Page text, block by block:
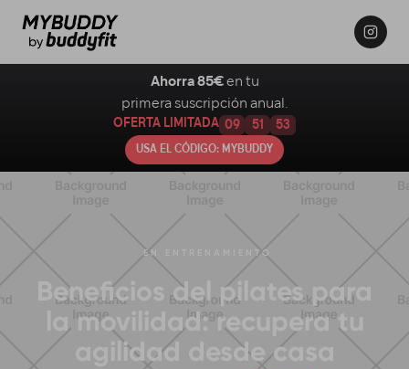
EN ENTRENAMIENTO
Beneficios del pilates para
la movilidad: recupera tu
agilidad desde casa
Ahorra 85€ en tu
primera suscripción anual.
OFERTA LIMITADA 09 51 52
USA EL CÓDIGO: MYBUDDY